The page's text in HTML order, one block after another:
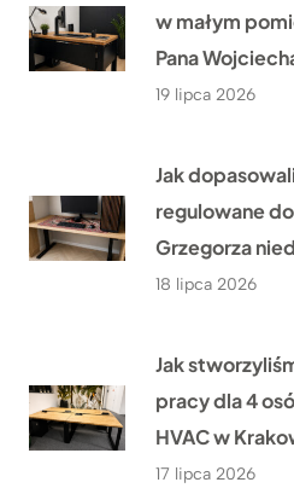
w małym
Pana
19 lipca 2026
Jak
regulowane
Grzegorza
18 lipca 2026
Jak
pracy dla 4
HVAC w
17 lipca 2026